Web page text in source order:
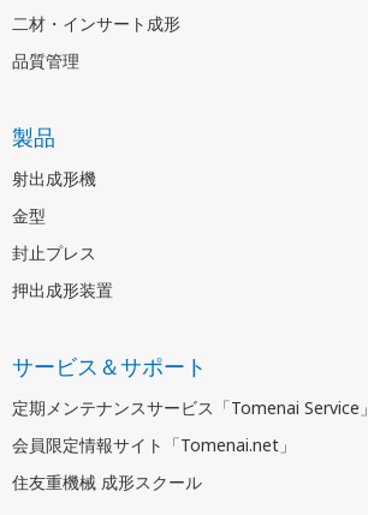
二材・インサート成形
品質管理
製品
射出成形機
金型
封止プレス
押出成形装置
サービス＆サポート
定期メンテナンスサービス「Tomenai Service」
会員限定情報サイト「Tomenai.net」
住友重機械 成形スクール